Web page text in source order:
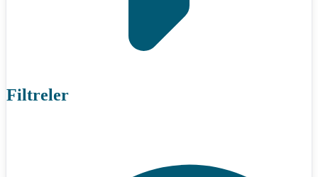
Filtreler